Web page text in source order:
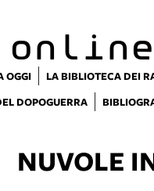
OGGI LA BIBLIOTECA DEI
DOPOGUERRA
NUVOLE